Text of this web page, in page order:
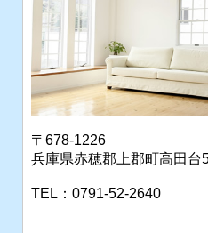
〒678-1226
兵庫県赤穂郡上郡町高田台
TEL：0791-52-2640